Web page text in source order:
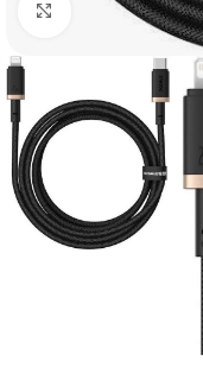
Click to enlarge